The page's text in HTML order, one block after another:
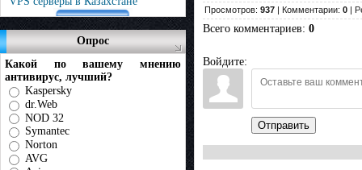
Опрос
Какой по вашему мнению
антивирус, лучший?
Kaspersky
dr.Web
NOD 32
Symantec
Norton
AVG
Просмотров: 937 | Комментарии: 0 |
Всего комментариев: 0
Войдите:
Отправить